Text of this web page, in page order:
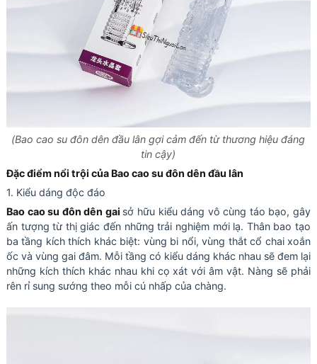
(Bao cao su đôn dên đầu lân gợi cảm đến từ thương hiệu đáng
tin cậy)
Đặc điểm nổi trội củaBao cao su đôn dên đầu lân
1. Kiểu dáng độc đáo
Bao cao su đôn dên gai sở hữu kiểu dáng vô cùng táo bạo, gây
ấn tượng từ thị giác đến những trải nghiệm mới lạ. Thân bao tạo
ba tầng kích thích khác biệt: vùng bi nổi, vùng thắt cổ chai xoắn
ốc và vùng gai đâm. Mỗi tầng có kiểu dáng khác nhau sẽ đem lại
những kích thích khác nhau khi cọ xát với âm vật. Nàng sẽ phải
rên rỉ sung sướng theo mỗi cú nhấp của chàng.